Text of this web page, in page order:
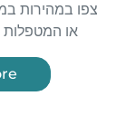
צפו במהירות
או המטפלות